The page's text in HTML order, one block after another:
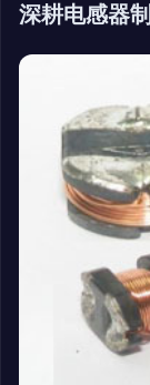
深耕电感器